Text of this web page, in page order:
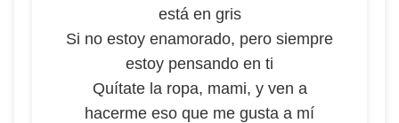
está en gris
Si no estoy enamorado, pero siempre
estoy pensando en ti
Quítate la ropa, mami, y ven a
hacerme eso que me gusta a mí